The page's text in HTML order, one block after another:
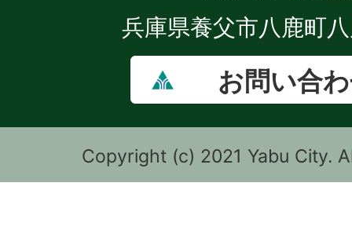
兵庫県養父市八鹿町
お問い合
Copyright (c) 2021 Yabu City.